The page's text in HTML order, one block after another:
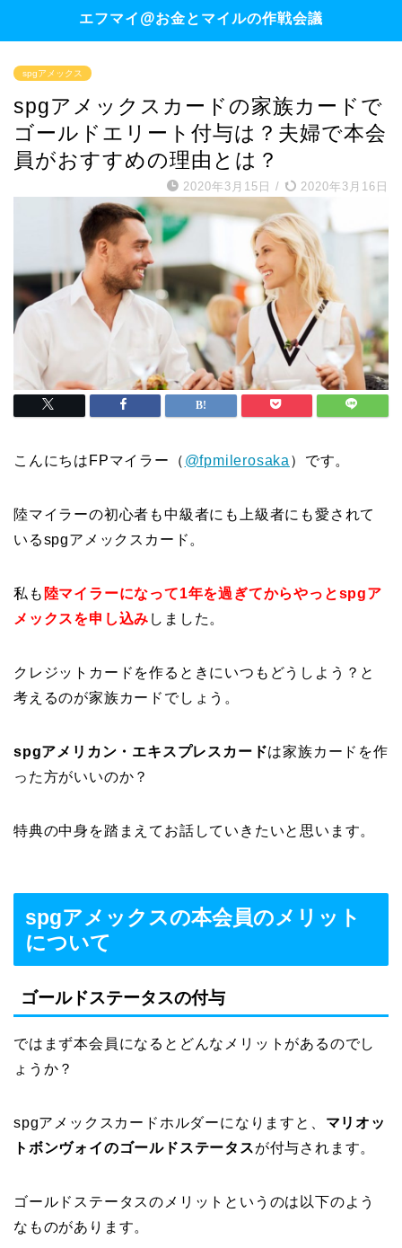
エフマイ@お金とマイルの作戦会議
spgアメックス
spgアメックスカードの家族カードで
ゴールドエリート付与は？夫婦で本会
員がおすすめの理由とは？
2020年3月15日 / 2020年3月16日
こんにちはFPマイラー（ @fpmilerosaka ）です。
陸マイラーの初心者も中級者にも上級者にも愛されて
いるspgアメックスカード。
私も 陸マイラーになって1年を過ぎてからやっとspgア
メックスを申し込み しました。
クレジットカードを作るときにいつもどうしよう？と
考えるのが家族カードでしょう。
spgアメリカン・エキスプレスカードは家族カードを作
った方がいいのか？
特典の中身を踏まえてお話していきたいと思います。
spgアメックスの本会員のメリット
について
ゴールドステータスの付与
ではまず本会員になるとどんなメリットがあるのでし
ょうか？
spgアメックスカードホルダーになりますと、 マリオッ
トボンヴォイのゴールドステータスが付与されます。
ゴールドステータスのメリットというのは以下のよう
なものがあります。